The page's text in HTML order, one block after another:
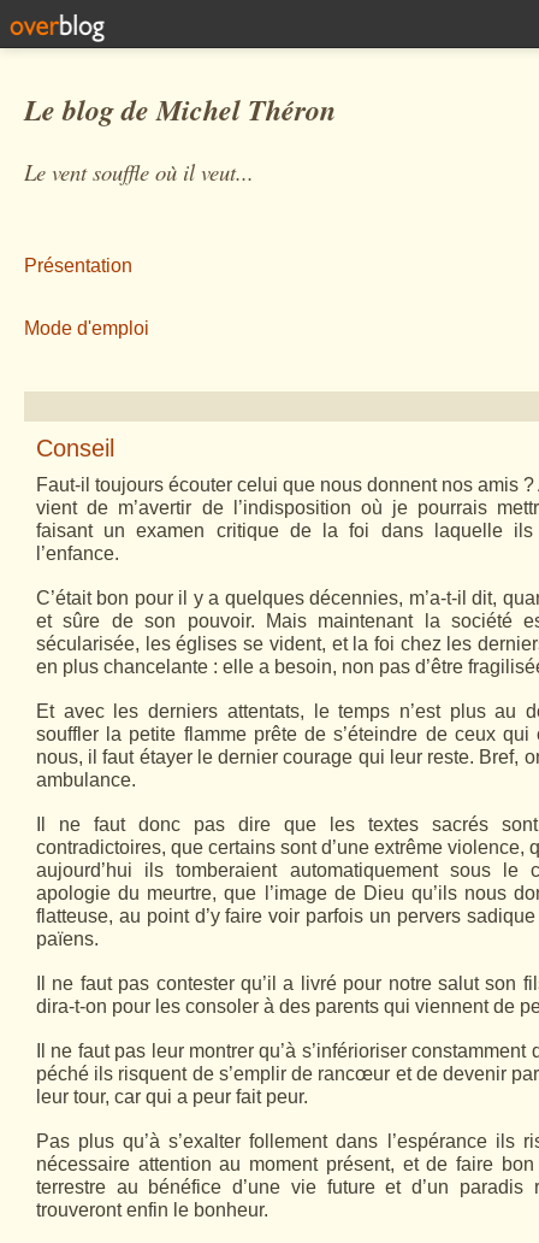
Le blog de Michel Théron
Le vent souffle où il veut...
Présentation
Mode d'emploi
Conseil
Faut-il toujours écouter celui que nous donnent nos amis ?
vient de m’avertir de l’indisposition où je pourrais
faisant un examen critique de la foi dans laquelle
l’enfance.
C’était bon pour il y a quelques décennies, m’a-t-il dit,
et sûre de son pouvoir. Mais maintenant la société
sécularisée, les églises se vident, et la foi chez les
en plus chancelante : elle a besoin, non pas d’être
Et avec les derniers attentats, le temps n’est plus au
souffler la petite flamme prête de s’éteindre de ceux qui
nous, il faut étayer le dernier courage qui leur reste. Bref,
ambulance.
Il ne faut donc pas dire que les textes sacrés sont
contradictoires, que certains sont d’une extrême violence,
aujourd’hui ils tomberaient automatiquement sous
apologie du meurtre, que l’image de Dieu qu’ils nous
flatteuse, au point d’y faire voir parfois un pervers
païens.
Il ne faut pas contester qu’il a livré pour notre salut son
dira-t-on pour les consoler à des parents qui viennent de
Il ne faut pas leur montrer qu’à s’inférioriser
péché ils risquent de s’emplir de rancœur et de devenir
leur tour, car qui a peur fait peur.
Pas plus qu’à s’exalter follement dans l’espé­rance ils
nécessaire attention au moment présent, et de faire
terrestre au bénéfice d’une vie future et d’un paradis
trouveront enfin le bonheur.